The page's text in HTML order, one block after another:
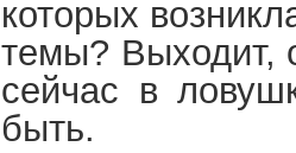
которых
темы? Выходит,
сейчас в
быть.